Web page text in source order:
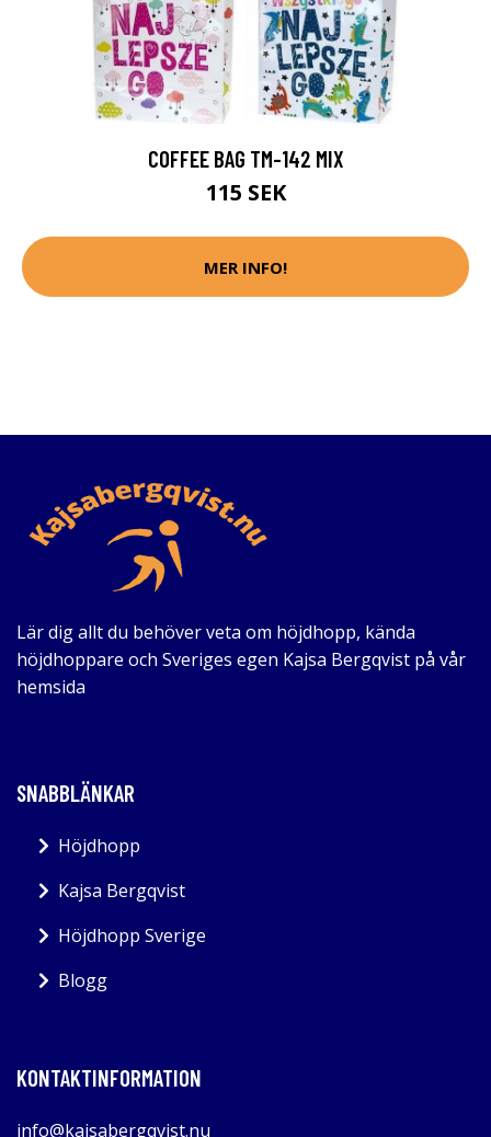
COFFEE BAG TM-142 MIX
115 SEK
MER INFO!
Lär dig allt du behöver veta om höjdhopp, kända
höjdhoppare och Sveriges egen Kajsa Bergqvist på vår
hemsida
SNABBLÄNKAR
Höjdhopp
Kajsa Bergqvist
Höjdhopp Sverige
Blogg
KONTAKTINFORMATION
info@kajsabergqvist.nu